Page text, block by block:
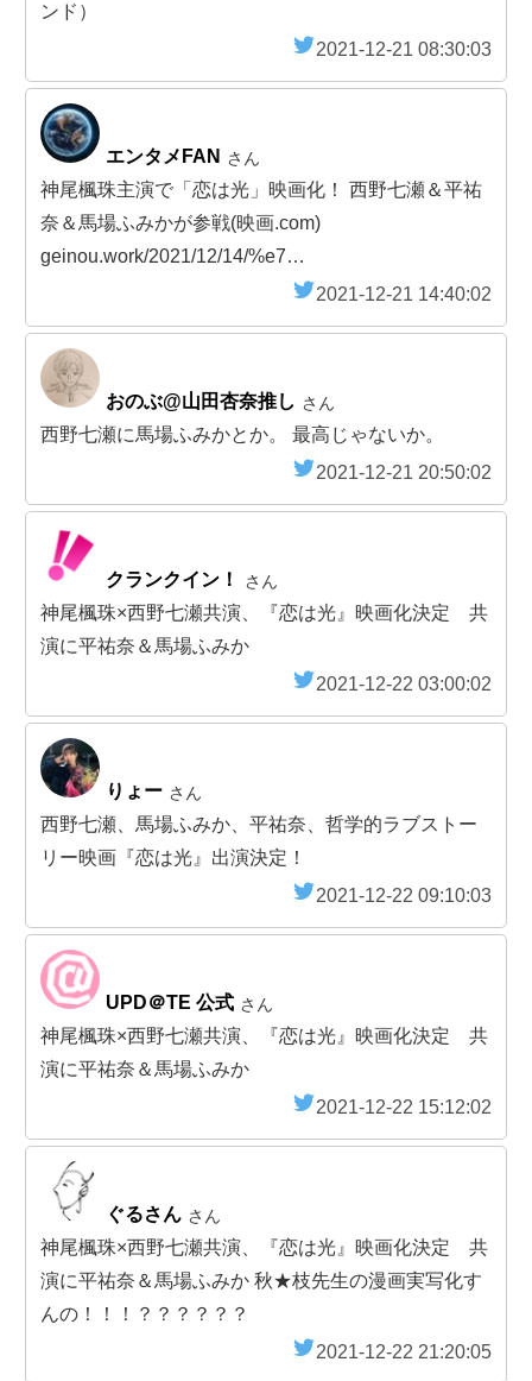
ンド）
2021-12-21 08:30:03
エンタメFAN さん
神尾楓珠主演で「恋は光」映画化！ 西野七瀬＆平祐
奈＆馬場ふみかが参戦(映画.com)
geinou.work/2021/12/14/%e7…
2021-12-21 14:40:02
おのぶ@山田杏奈推し さん
西野七瀬に馬場ふみかとか。 最高じゃないか。
2021-12-21 20:50:02
クランクイン！ さん
神尾楓珠×西野七瀬共演、『恋は光』映画化決定 共
演に平祐奈＆馬場ふみか
2021-12-22 03:00:02
りょー さん
西野七瀬、馬場ふみか、平祐奈、哲学的ラブストー
リー映画『恋は光』出演決定！
2021-12-22 09:10:03
UPD＠TE 公式 さん
神尾楓珠×西野七瀬共演、『恋は光』映画化決定 共
演に平祐奈＆馬場ふみか
2021-12-22 15:12:02
ぐるさん さん
神尾楓珠×西野七瀬共演、『恋は光』映画化決定 共
演に平祐奈＆馬場ふみか 秋★枝先生の漫画実写化す
んの！！！？？？？？？
2021-12-22 21:20:05